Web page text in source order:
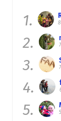
1.
2.
3.
4.
5.